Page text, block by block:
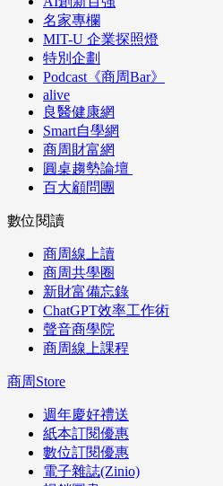
名家專欄
MIT-U 企業探照燈
特別企劃
Podcast《商周Bar》
alive
良醫健康網
Smart自學網
商周財富網
圓桌趨勢論壇
百大顧問團
數位閱讀
商周線上讀
商周共學圈
新財富備忘錄
ChatGPT效率工作術
聲音商學院
商周線上課程
商周Store
週年慶好禮送
紙本訂閱優惠
數位訂閱優惠
電子雜誌(Zinio)